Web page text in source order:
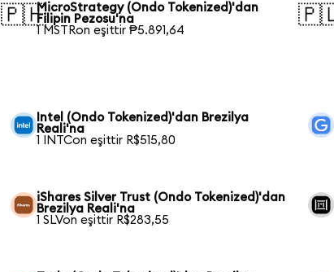
🇵🇭MicroStrategy (Ondo Tokenized)'dan
Filipin Pezosu'na
1 MSTRon eşittir ₱5.891,64
Intel (Ondo Tokenized)'dan Brezilya
Reali'na
1 INTCon eşittir R$515,80
iShares Silver Trust (Ondo Tokenized)'dan
Brezilya Reali'na
1 SLVon eşittir R$283,55